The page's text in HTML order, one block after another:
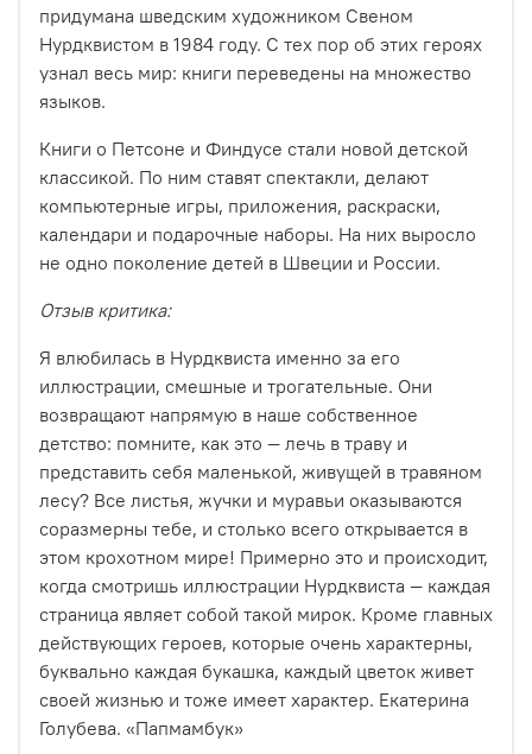
придумана шведским художником Свеном
Нурдквистом в 1984 году. С тех пор об этих героях
узнал весь мир: книги переведены на множество
языков.
Книги о Петсоне и Финдусе стали новой детской
классикой. По ним ставят спектакли, делают
компьютерные игры, приложения, раскраски,
календари и подарочные наборы. На них выросло
не одно поколение детей в Швеции и России.
Отзыв критика:
Я влюбилась в Нурдквиста именно за его
иллюстрации, смешные и трогательные. Они
возвращают напрямую в наше собственное
детство: помните, как это — лечь в траву и
представить себя маленькой, живущей в травяном
лесу? Все листья, жучки и муравьи оказываются
соразмерны тебе, и столько всего открывается в
этом крохотном мире! Примерно это и происходит,
когда смотришь иллюстрации Нурдквиста — каждая
страница являет собой такой мирок. Кроме главных
действующих героев, которые очень характерны,
буквально каждая букашка, каждый цветок живет
своей жизнью и тоже имеет характер. Екатерина
Голубева. «Папмамбук»